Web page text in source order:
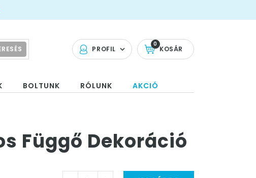
PROFIL KOSÁR
0
BOLTUNK RÓLUNK AKCIÓ
Függő Dekoráció